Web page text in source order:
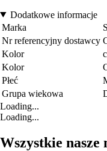
Dodatkowe informacje
Marka
Nr referencyjny dostawcy
Kolor
Kolor
Płeć
Grupa wiekowa
Loading...
Loading...
Wszystkie nasze